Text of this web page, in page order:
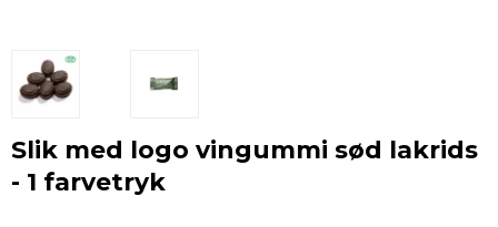
Slik med logo vingummi sød lakrids
- 1 farvetryk